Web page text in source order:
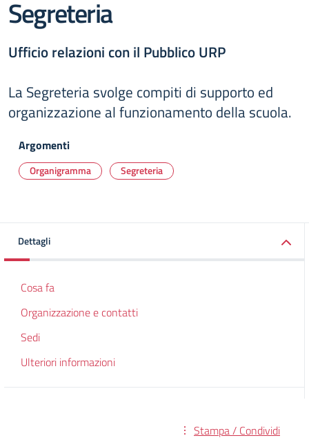
Segreteria
Ufficio relazioni con il Pubblico URP
La Segreteria svolge compiti di supporto ed
organizzazione al funzionamento della scuola.
Argomenti
Organigramma Segreteria
Dettagli
Cosa fa
Organizzazione e contatti
Sedi
Ulteriori informazioni
Stampa / Condividi